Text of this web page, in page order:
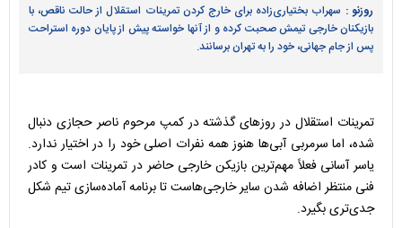
روزنو : سهراب بختیاری‌زاده برای خارج کردن تمرینات استقلال از حالت ناقص، با
بازیکنان خارجی تیمش صحبت کرده و از آنها خواسته پیش از پایان دوره استراحت
پس از جام جهانی، خود را به تهران برسانند.
تمرینات استقلال در روزهای گذشته در کمپ مرحوم ناصر حجازی دنبال
شده، اما سرمربی آبی‌ها هنوز همه نفرات اصلی خود را در اختیار ندارد.
یاسر آسانی فعلاً مهم‌ترین بازیکن خارجی حاضر در تمرینات است و کادر
فنی منتظر اضافه شدن سایر خارجی‌هاست تا برنامه آماده‌سازی تیم شکل
جدی‌تری بگیرد.